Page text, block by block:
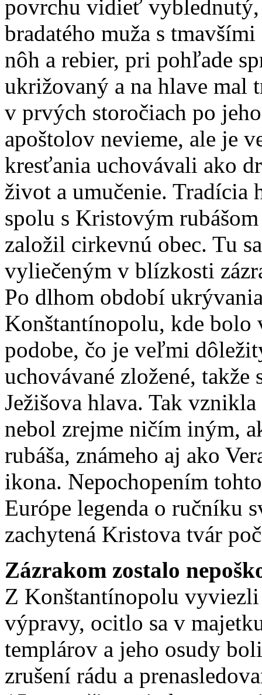
povrchu vidieť
bradatého muža s
nôh a rebier, pri pohľade
ukrižovaný a na hlave mal
v prvých storočiach po
apoštolov nevieme, ale je
kresťania uchovávali ako
život a umučenie. Tradícia
spolu s Kristovým
založil cirkevnú obec. Tu
vyliečeným v blízkosti
Po dlhom období
Konštantínopolu, kde bolo
podobe, čo je veľmi
uchovávané zložené, takže
Ježišova hlava. Tak
nebol zrejme ničím iným,
rubáša, známeho aj ako
ikona. Nepochopením
Európe legenda o ručníku
zachytená Kristova tvár
Zázrakom zostalo
Z Konštantínopolu
výpravy, ocitlo sa v
templárov a jeho osudy
zrušení rádu a